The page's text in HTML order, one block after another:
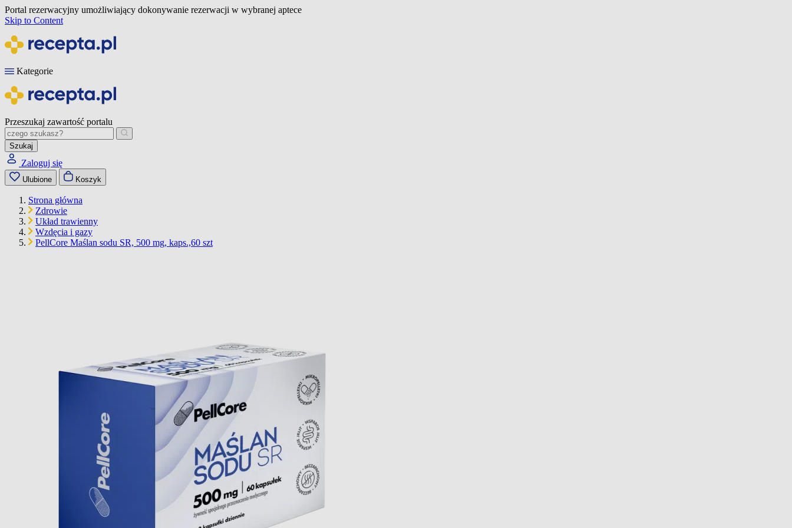
Portal rezerwacyjny umożliwiający dokonywanie rezerwacji w wybranej aptece
Skip to Content
Kategorie
Przeszukaj zawartość portalu
Szukaj
Zaloguj się
Ulubione Koszyk
Strona główna
Zdrowie
Układ trawienny
Wzdęcia i gazy
PellCore Maślan sodu SR, 500 mg, kaps.,60 szt